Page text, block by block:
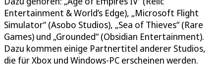
Entertainment & World’s Edge), „Microsoft Flight
Simulator“ (Asobo Studios), „Sea of Thieves“ (Rare
Games) und „Grounded“ (Obsidian Entertainment).
Dazu kommen einige Partnertitel anderer Studios,
die für Xbox und Windows-PC erscheinen werden.